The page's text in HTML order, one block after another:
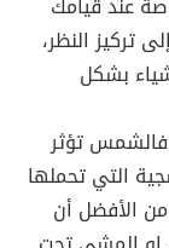
تركيز النظر،
بشكل
تؤثر
التي تحملها
الأفضل أن